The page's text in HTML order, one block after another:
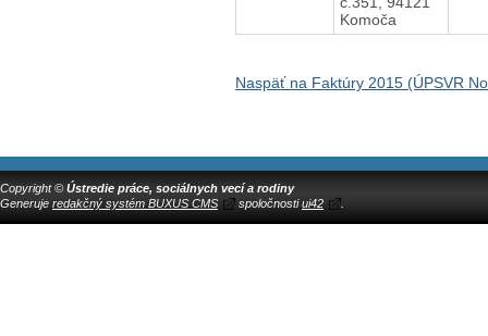
Komoča
Naspäť na Faktúry 2015 (ÚPSVR
Copyright © Ústredie práce, sociálnych vecí a rodiny
Generuje redakčný systém BUXUS CMS spoločnostiui42